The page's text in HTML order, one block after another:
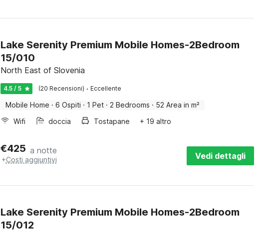
Lake Serenity Premium Mobile Homes-2Bedroom
15/010
North East of Slovenia
4.5 / 5 (20 Recensioni) · Eccellente
Mobile Home · 6 Ospiti · 1 Pet · 2 Bedrooms · 52 Area in m²
Wifi
doccia Tostapane + 19 altro
€425 a notte
+Costi aggiuntivi Vedi dettagli
Lake Serenity Premium Mobile Homes-2Bedroom
15/012